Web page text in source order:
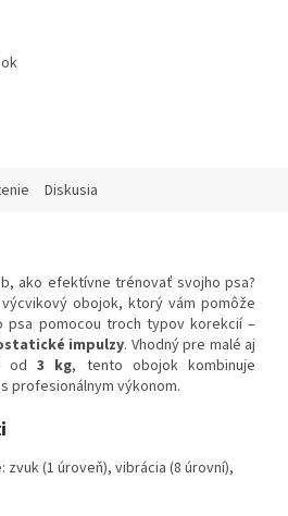
Diskusia
ako efektívne trénovať svojho psa?
obojok, ktorý vám pomôže
psa pomocou troch typov korekcií –
impulzy. Vhodný pre malé aj
od 3 kg, tento obojok kombinuje
profesionálnym výkonom.
: zvuk (1 úroveň), vibrácia (8 úrovní),